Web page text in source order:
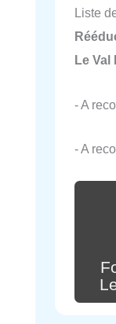
Liste
Le Val
- A
- A